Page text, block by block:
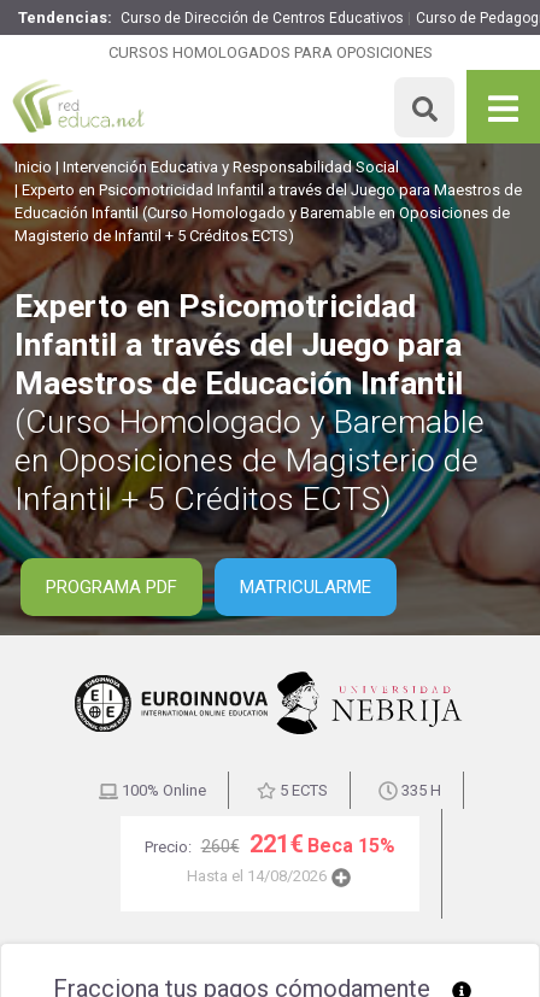
Tendencias: Curso de Dirección de Centros Educativos Curso de
CURSOS HOMOLOGADOS PARA OPOSICIONES
Experto en Psicomotricidad Infantil a través del Juego
para Maestros de Educación Infantil
335 H
Inicio
Intervención Educativa y Responsabilidad Social
Experto en Psicomotricidad Infantil a través del Juego para Maestros de
Educación Infantil(Curso Homologado y Baremable en Oposiciones de
Magisterio de Infantil + 5 Créditos ECTS)
Experto en Psicomotricidad
Infantil a través del Juego para
Maestros de Educación Infantil
(Curso Homologado y Baremable
en Oposiciones de Magisterio de
Infantil + 5 Créditos ECTS)
PROGRAMA PDF MATRICULARME
100% Online 5 ECTS 335 H
Precio: 260€ 221€ Beca 15%
Hasta el 14/08/2026
Fracciona tus pagos cómodamente